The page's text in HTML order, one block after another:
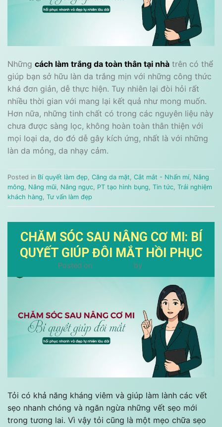
Những cách làm trắng da toàn thân tại nhà trên có thể
giúp bạn sở hữu làn da trắng mịn với những công thức
khá đơn giản, dễ thực hiện. Tuy nhiên lại đòi hỏi rất
nhiều thời gian với mang lại kết quả như mong muốn.
Hơn nữa, những tinh chất có trong các nguyên liệu này
chưa được sàng lọc, không hoàn toàn thân thiện với
mọi loại da, do đó dễ gây kích ứng, nhất là với những
làn da mỏng, da nhạy cảm.
Posted in Bí quyết làm đẹp Căng da mặt Cắt mắt - Nhấn mí Nâng
mông
Nâng mũi Nâng ngực PT tạo hình bụng Tin tức Trải nghiệm
khách hàng Tư vấn làm đẹp
CHĂM SÓC SAU NÂNG CƠ MI: BÍ
QUYẾT GIÚP ĐÔI MẮT HỒI PHỤC
Posted on by
Tỏi có khả năng kháng viêm và giúp làm lành các vết
sẹo nhanh chóng và ngăn ngừa những vết sẹo mới
trong tương lai. Vì vậy tỏi cũng là một mẹo chữa sẹo